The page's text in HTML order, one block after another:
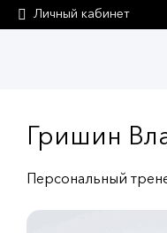
Личный кабинет
Гришин
Персональный